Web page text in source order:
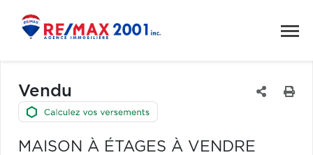
Vendu
MAISON À ÉTAGES À VENDRE